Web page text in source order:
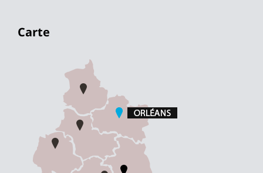
Carte